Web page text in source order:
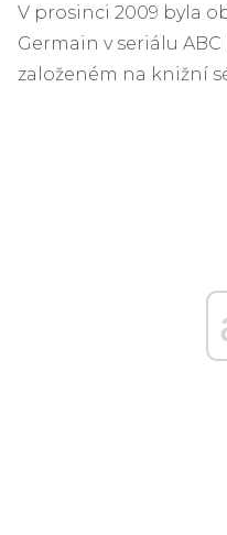
V prosinci 2009 byla
Germain v seriálu
založeném na knižní